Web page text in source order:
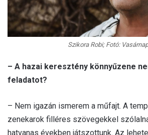
Szikora Robi; Fotó:
– A hazai keresztény könnyűzene
feladatot?
– Nem igazán ismerem a műfajt. A
zenekarok filléres szövegekkel
hatvanas években játszottunk. Az